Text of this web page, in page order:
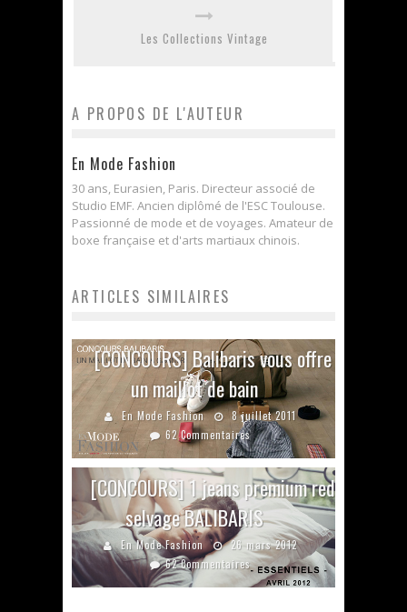
Les Collections Vintage
A PROPOS DE L'AUTEUR
En Mode Fashion
30 ans, Eurasien, Paris. Directeur associé de
Studio EMF. Ancien diplômé de l'ESC Toulouse.
Passionné de mode et de voyages. Amateur de
boxe française et d'arts martiaux chinois.
ARTICLES SIMILAIRES
[CONCOURS] Balibaris vous offre
un maillot de bain
En Mode Fashion
8 juillet 2011
62 Commentaires
[CONCOURS] 1 jeans premium red
selvage BALIBARIS
En Mode Fashion
26 mars 2012
62 Commentaires